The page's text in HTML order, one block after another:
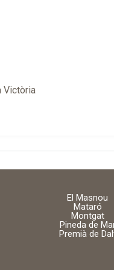
Victòria
El Masnou
Mataró
Montgat
Pineda de
Premià de